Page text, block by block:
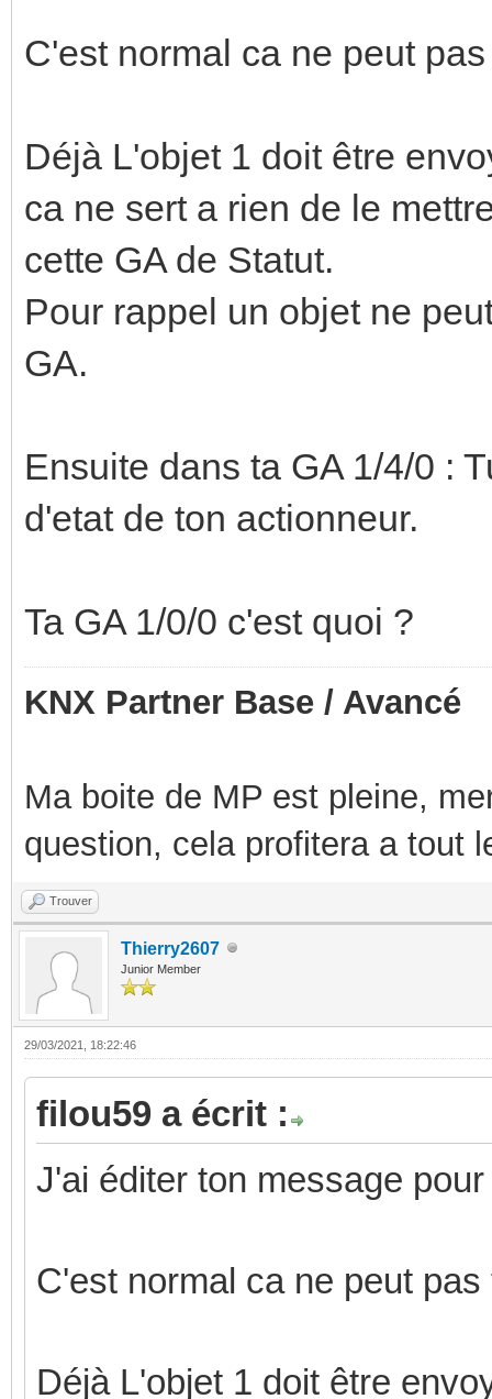
C'est normal ca ne peut
Déjà L'objet 1 doit être
ca ne sert a rien de le
cette GA de Statut.
Pour rappel un objet ne
GA.
Ensuite dans ta GA 1/4/0 :
d'etat de ton actionneur.
Ta GA 1/0/0 c'est quoi ?
KNX Partner Base / Avancé
Ma boite de MP est pleine,
question, cela profitera a tout
Trouver
Thierry2607
Junior Member
29/03/2021, 18:22:46
filou59 a écrit :
J'ai éditer ton message
C'est normal ca ne peut
Déjà L'objet 1 doit être